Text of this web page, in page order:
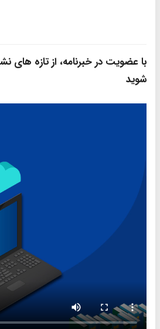
با عضویت در خبرنامه، از تازه‌ های
شوید